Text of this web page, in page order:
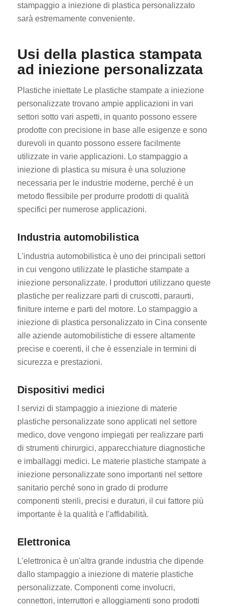
stampaggio a iniezione di plastica personalizzato
sarà estremamente conveniente.
Usi della plastica stampata
ad iniezione personalizzata
Plastiche iniettate Le plastiche stampate a iniezione
personalizzate trovano ampie applicazioni in vari
settori sotto vari aspetti, in quanto possono essere
prodotte con precisione in base alle esigenze e sono
durevoli in quanto possono essere facilmente
utilizzate in varie applicazioni. Lo stampaggio a
iniezione di plastica su misura è una soluzione
necessaria per le industrie moderne, perché è un
metodo flessibile per produrre prodotti di qualità
specifici per numerose applicazioni.
Industria automobilistica
L'industria automobilistica è uno dei principali settori
in cui vengono utilizzate le plastiche stampate a
iniezione personalizzate. I produttori utilizzano queste
plastiche per realizzare parti di cruscotti, paraurti,
finiture interne e parti del motore. Lo stampaggio a
iniezione di plastica personalizzato in Cina consente
alle aziende automobilistiche di essere altamente
precise e coerenti, il che è essenziale in termini di
sicurezza e prestazioni.
Dispositivi medici
I servizi di stampaggio a iniezione di materie
plastiche personalizzate sono applicati nel settore
medico, dove vengono impiegati per realizzare parti
di strumenti chirurgici, apparecchiature diagnostiche
e imballaggi medici. Le materie plastiche stampate a
iniezione personalizzate sono importanti nel settore
sanitario perché sono in grado di produrre
componenti sterili, precisi e duraturi, il cui fattore più
importante è la qualità e l'affidabilità.
Elettronica
L'elettronica è un'altra grande industria che dipende
dallo stampaggio a iniezione di materie plastiche
personalizzate. Componenti come involucri,
connettori, interruttori e alloggiamenti sono prodotti